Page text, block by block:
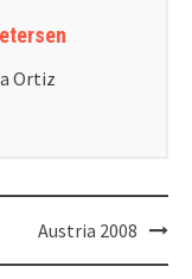
Ortiz
Austria 2008